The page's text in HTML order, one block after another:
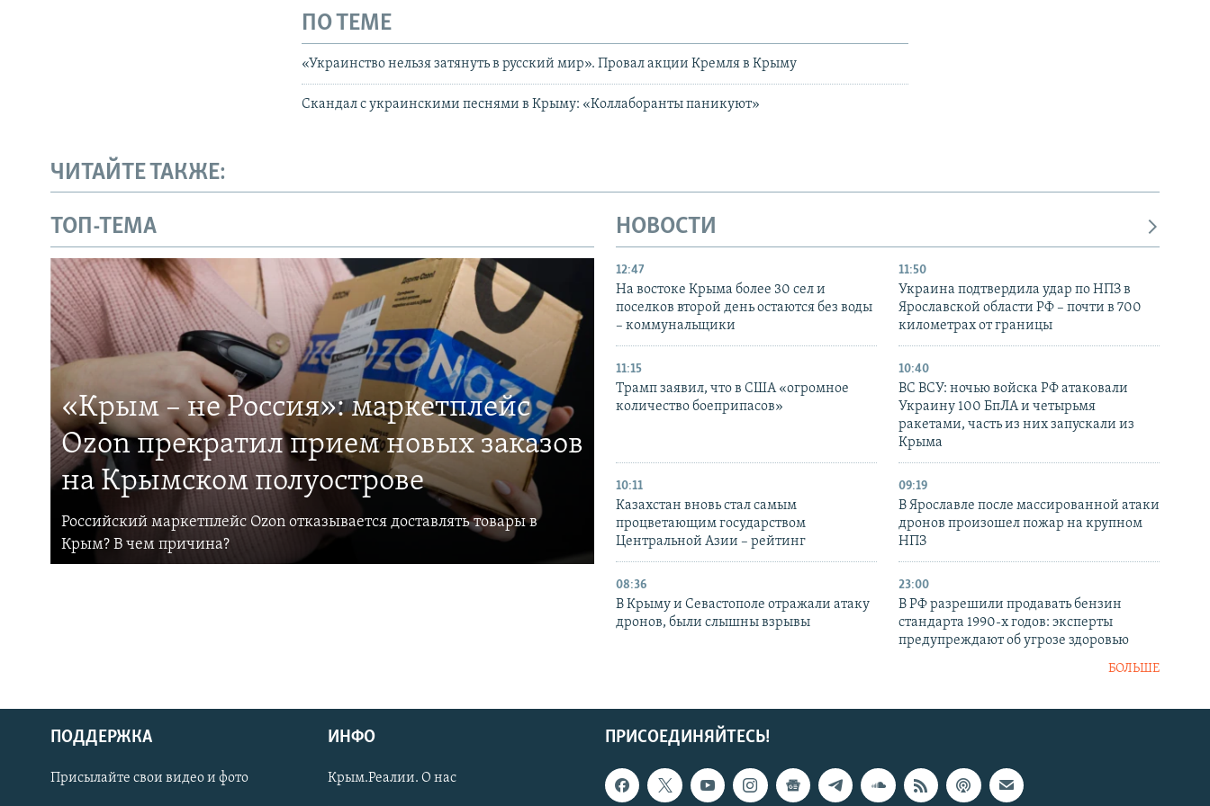
Українською
ПО ТЕМЕ
«Украинство нельзя затянуть в русский мир». Провал акции Кремля в Крыму
Скандал с украинскими песнями в Крыму: «Коллаборанты паникуют»
ЧИТАЙТЕ ТАКЖЕ:
ТОП-ТЕМА
«Крым – не Россия»: маркетплейс
Ozon прекратил прием новых заказов
на Крымском полуострове
Российский маркетплейс Ozon отказывается доставлять товары в
Крым? В чем причина?
НОВОСТИ
12:47
На востоке Крыма более 30 сел и
поселков второй день остаются без воды
– коммунальщики
11:50
Украина подтвердила удар по НПЗ в
Ярославской области РФ – почти в 700
километрах от границы
11:15
Трамп заявил, что в США «огромное
количество боеприпасов»
10:40
ВС ВСУ: ночью войска РФ атаковали
Украину 100 БпЛА и четырьмя
ракетами, часть из них запускали из
Крыма
10:11
Казахстан вновь стал самым
процветающим государством
Центральной Азии – рейтинг
09:19
В Ярославле после массированной атаки
дронов произошел пожар на крупном
НПЗ
08:36
В Крыму и Севастополе отражали атаку
дронов, были слышны взрывы
23:00
В РФ разрешили продавать бензин
стандарта 1990-х годов: эксперты
предупреждают об угрозе здоровью
БОЛЬШЕ
ПРИСОЕДИНЯЙТЕСЬ!
ПОДДЕРЖКА
Присылайте свои видео и фото
ИНФО
Крым.Реалии. О нас